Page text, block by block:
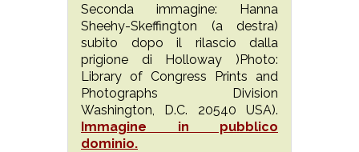
Seconda immagine: Hanna
Sheehy-Skeffington (a destra)
subito dopo il rilascio dalla
prigione di Holloway )Photo:
Library of Congress Prints and
Photographs Division
Washington, D.C. 20540 USA).
Immagine in pubblico
dominio.